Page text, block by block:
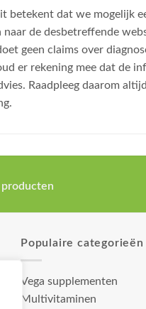
dat we mogelijk
de desbetreffende
geen claims over
er rekening mee dat de
Raadpleeg daarom
producten
Populaire categorieën
Vega supplementen
Multivitaminen